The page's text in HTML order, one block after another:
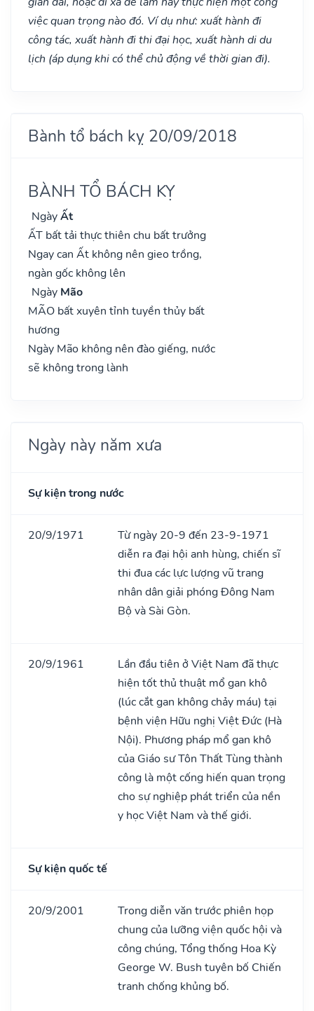
việc quan trọng nào đó. Ví dụ như: xuất hành đi
công tác, xuất hành đi thi đại học, xuất hành di du
lịch (áp dụng khi có thể chủ động về thời gian đi).
Bành tổ bách kỵ 20/09/2018
BÀNH TỔ BÁCH KỴ
NgàyẤt
ẤT bất tải thực thiên chu bất trưởng
Ngay can Ất không nên gieo trồng,
ngàn gốc không lên
Ngày Mão
MÃO bất xuyên tỉnh tuyền thủy bất
hương
Ngày Mão không nên đào giếng, nước
sẽ không trong lành
Ngày này năm xưa
Sự kiện trong nước
20/9/1971
Từ ngày 20-9 đến 23-9-1971
diễn ra đại hội anh hùng, chiến sĩ
thi đua các lực lượng vũ trang
nhân dân giải phóng Đông Nam
Bộ và Sài Gòn.
20/9/1961
Lần đầu tiên ở Việt Nam đã thực
hiện tốt thủ thuật mổ gan khô
(lúc cắt gan không chảy máu) tại
bệnh viện Hữu nghị Việt Đức (Hà
Nội). Phương pháp mổ gan khô
của Giáo sư Tôn Thất Tùng thành
công là một cống hiến quan trọng
cho sự nghiệp phát triển của nền
y học Việt Nam và thế giới.
Sự kiện quốc tế
20/9/2001
Trong diễn văn trước phiên họp
chung của lưỡng viện quốc hội và
công chúng, Tổng thống Hoa Kỳ
George W. Bush tuyên bố Chiến
tranh chống khủng bố.